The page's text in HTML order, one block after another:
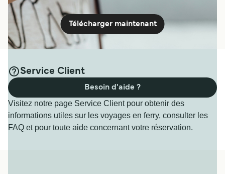
Télécharger maintenant
Service Client
Visitez notre page Service Client pour obtenir des
informations utiles sur les voyages en ferry, consulter les
FAQ et pour toute aide concernant votre réservation.
Besoin d'aide ?